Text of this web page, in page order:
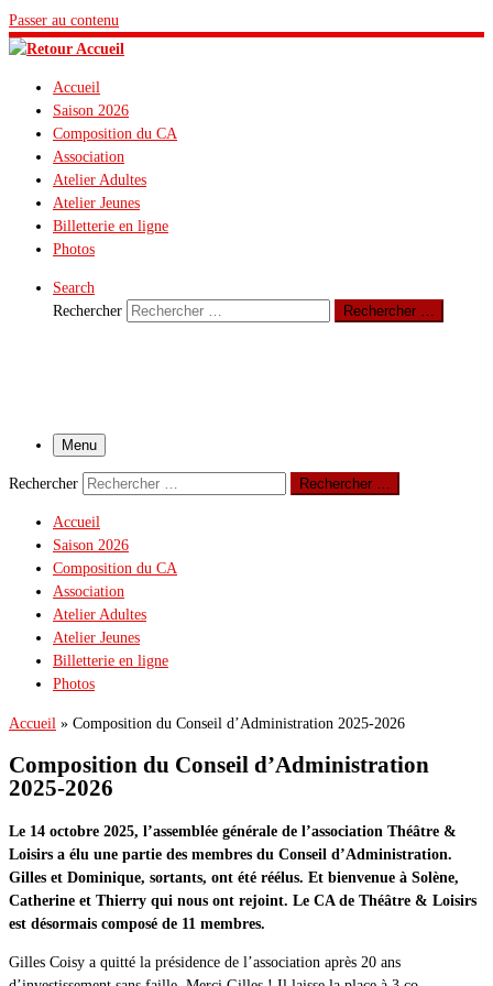
Passer au contenu
Accueil
Saison 2026
Composition du CA
Association
Atelier Adultes
Atelier Jeunes
Billetterie en ligne
Photos
Search
Rechercher
Rechercher …
Menu
Rechercher Rechercher …
Accueil
Saison 2026
Composition du CA
Association
Atelier Adultes
Atelier Jeunes
Billetterie en ligne
Photos
Accueil » Composition du Conseil d’Administration 2025-2026
Composition du Conseil d’Administration
2025-2026
Le 14 octobre 2025, l’assemblée générale de l’association Théâtre &
Loisirs a élu une partie des membres du Conseil d’Administration.
Gilles et Dominique, sortants, ont été réélus. Et bienvenue à Solène,
Catherine et Thierry qui nous ont rejoint. Le CA de Théâtre & Loisirs
est désormais composé de 11 membres.
Gilles Coisy a quitté la présidence de l’association après 20 ans